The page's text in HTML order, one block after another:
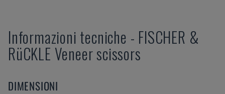
Informazioni tecniche - FISCHER &
RüCKLE Veneer scissors
DIMENSIONI